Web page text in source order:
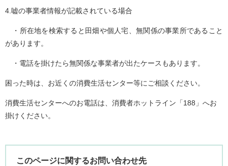
4.嘘の事業者情報が記載されている場合
・所在地を検索すると田畑や個人宅、無関係の事業所であること
があります。
・電話を掛けたら無関係な事業者が出たケースもあります。
困った時は、お近くの消費生活センター等にご相談ください。
消費生活センターへのお電話は、消費者ホットライン「188」へお
掛けください。
このページに関するお問い合わせ先